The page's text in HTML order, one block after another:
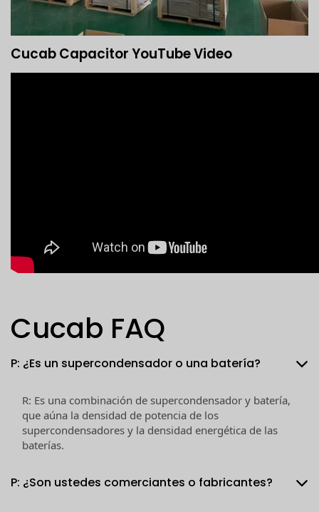
Cucab Capacitor YouTube Video
Cucab FAQ
P: ¿Es un supercondensador o una batería?
R: Es una combinación de supercondensador y batería,
que aúna la densidad de potencia de los
supercondensadores y la densidad energética de las
baterías.
P: ¿Son ustedes comerciantes o fabricantes?